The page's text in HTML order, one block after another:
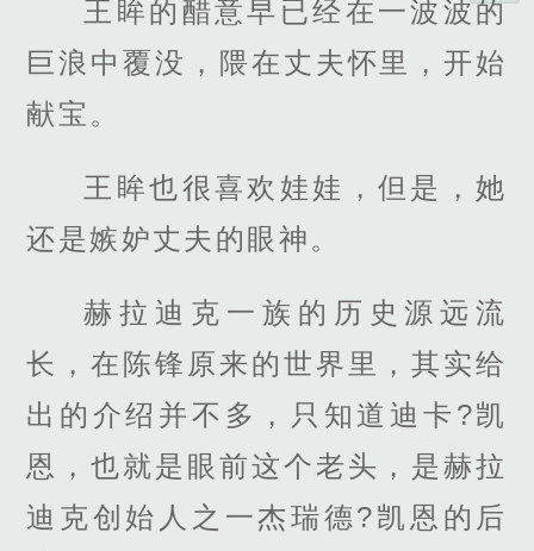
王眸的醋意早已经在一波波的
巨浪中覆没，隈在丈夫怀里，开始
献宝。
王眸也很喜欢娃娃，但是，她
还是嫉妒丈夫的眼神。
赫拉迪克一族的历史源远流
长，在陈锋原来的世界里，其实给
出的介绍并不多，只知道迪卡?凯
恩，也就是眼前这个老头，是赫拉
迪克创始人之一杰瑞德?凯恩的后